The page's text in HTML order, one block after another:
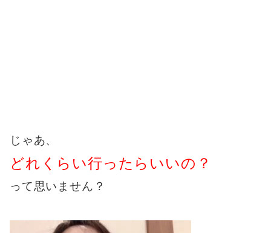
じゃあ、
どれくらい行ったらいいの？
って思いません？